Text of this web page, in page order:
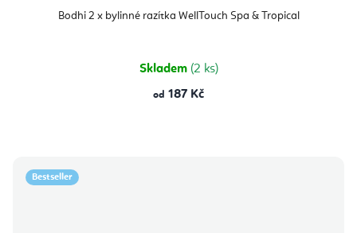
Bodhi 2 x bylinné razítka WellTouch Spa & Tropical
Skladem (2 ks)
od 187 Kč
Bestseller